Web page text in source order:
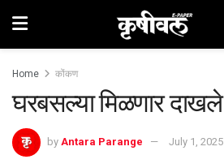
Home कोंकण
घरबसल्या मिळणार दाखले
by Antara Parange July 1, 2025